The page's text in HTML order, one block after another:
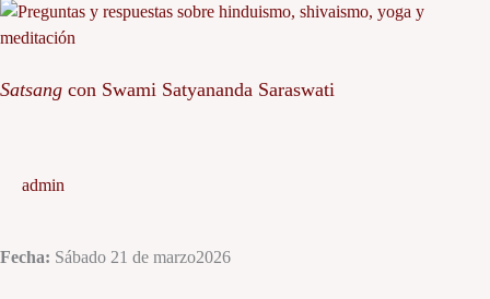
Satsang con Swami Satyananda Saraswati
admin
Fecha: Sábado 21 de marzo2026
Satsang
con
Satyananda